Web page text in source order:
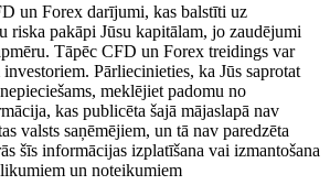
un Forex darījumi, kas balstīti uz
riska pakāpi Jūsu kapitālam, jo zaudējumi
Tāpēc CFD un Forex treidings var
Pārliecinieties, ka Jūs saprotat
meklējiet padomu no
kas publicēta šajā mājaslapā nav
valsts saņēmējiem, un tā nav paredzēta
šīs informācijas izplatīšana vai izmantošana
un noteikumiem